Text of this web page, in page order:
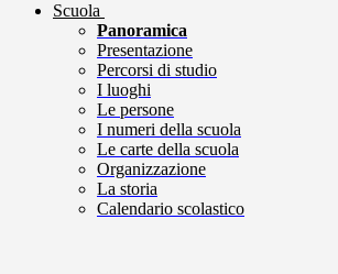
Scuola
Panoramica
Presentazione
Percorsi di studio
I luoghi
Le persone
I numeri della scuola
Le carte della scuola
Organizzazione
La storia
Calendario scolastico